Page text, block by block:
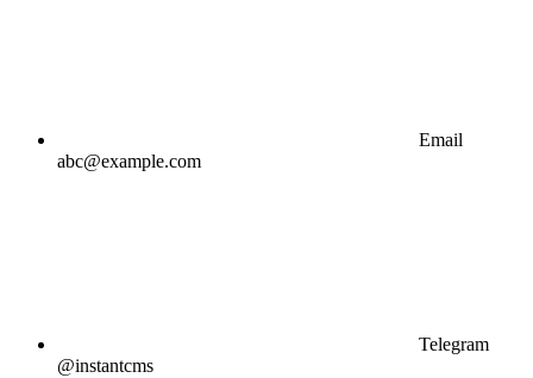
Email
abc@example.com
Telegram
@instantcms